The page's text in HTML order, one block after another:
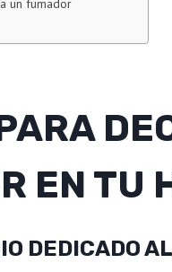
un fumador
EN TU
DEDICADO